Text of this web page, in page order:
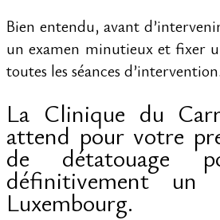
Bien entendu, avant
un examen minutieux et fixer
toutes les séances d’intervention.
La Clinique du
attend pour votre
de détatouage
définitivement un
Luxembourg.